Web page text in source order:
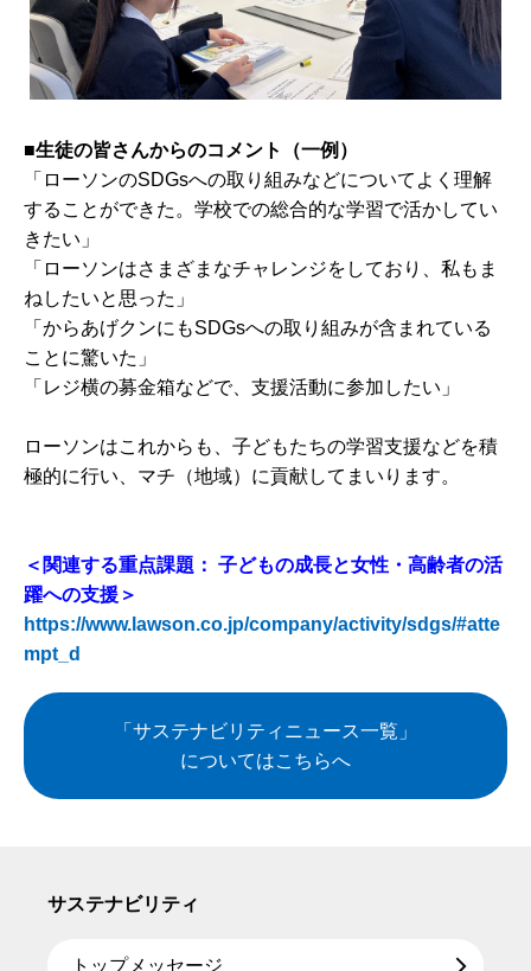
■生徒の皆さんからのコメント（一例）
「ローソンのSDGsへの取り組みなどについてよく理解
することができた。学校での総合的な学習で活かしてい
きたい」
「ローソンはさまざまなチャレンジをしており、私もま
ねしたいと思った」
「からあげクンにもSDGsへの取り組みが含まれている
ことに驚いた」
「レジ横の募金箱などで、支援活動に参加したい」
ローソンはこれからも、子どもたちの学習支援などを積
極的に行い、マチ（地域）に貢献してまいります。
＜関連する重点課題： 子どもの成長と女性・高齢者の活
躍への支援＞
https://www.lawson.co.jp/company/activity/sdgs/#atte
mpt_d
「サステナビリティニュース一覧」
についてはこちらへ
サステナビリティ
トップメッセージ